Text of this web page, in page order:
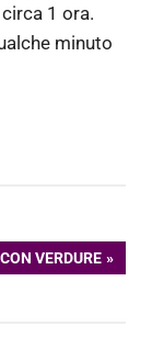
1 ora.
minuto
VERDURE